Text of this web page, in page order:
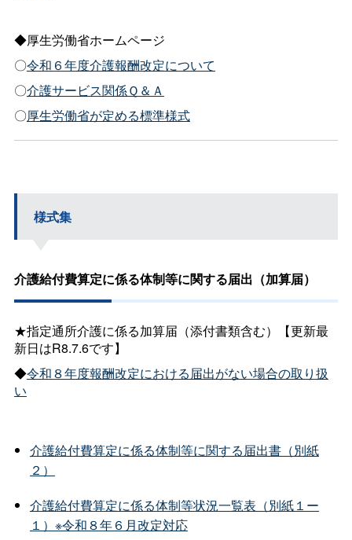
◆厚生労働省ホームページ
〇令和６年度介護報酬改定について
〇介護サービス関係Ｑ＆Ａ
〇厚生労働省が定める標準様式
様式集
介護給付費算定に係る体制等に関する届出（加算届）
★指定通所介護に係る加算届（添付書類含む）【更新最
新日はR8.7.6です】
◆令和８年度報酬改定における届出がない場合の取り扱
い
介護給付費算定に係る体制等に関する届出書（別紙
２）
介護給付費算定に係る体制等状況一覧表（別紙１ー
１）※令和８年６月改定対応